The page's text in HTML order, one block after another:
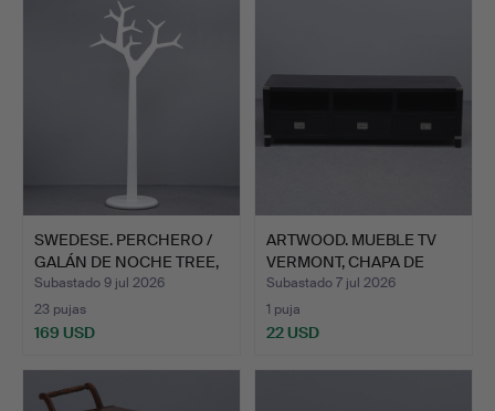
SWEDESE. PERCHERO /
GALÁN DE NOCHE TREE,
D…
Subastado 9 jul 2026
23 pujas
169 USD
ARTWOOD. MUEBLE TV
VERMONT, CHAPA DE
ABEDU…
Subastado 7 jul 2026
1 puja
22 USD